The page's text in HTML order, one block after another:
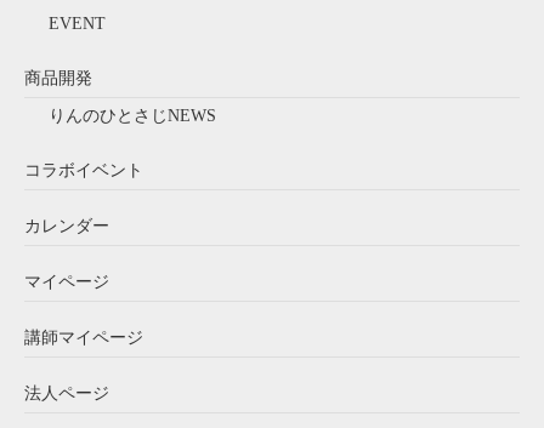
EVENT
商品開発
りんのひとさじNEWS
コラボイベント
カレンダー
マイページ
講師マイページ
法人ページ